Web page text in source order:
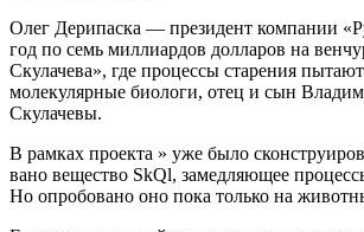
Олег Дерипаска — президент компании
год по семь милли­ардов долларов на
Скулачева», где процессы старения
молекулярные биологи, отец и сын
Скулачевы.
В рамках проекта » уже было
вано вещество SkQl, замедляющее
Но опробовано оно пока только на